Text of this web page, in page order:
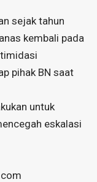
sejak tahun
kembali pada
pihak BN saat
untuk
eskalasi